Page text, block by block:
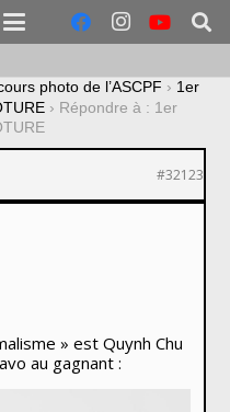
photo de l’ASCPF › 1er
› Répondre à : 1er
#32123
» est Quynh Chu
au gagnant :